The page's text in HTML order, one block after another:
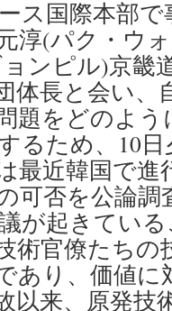
ス国際本部
淳(パク・ウ
ンピル)京畿
体長と会い、
題をどのよ
るため、10
最近韓国で進
可否を公論
が起きてい
術官僚たち
あり、価値
以来、原発技